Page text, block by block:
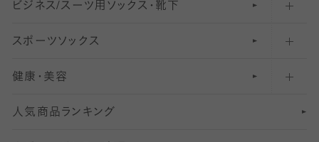
クルーソックス（ふくらはぎ下）
ハイソックス
オーバーニー・ニーハイソックス
61〜80デニールタイツ
81 〜110デニールタイツ
111〜210デニールタイツ
211デニールタイツ以上（防寒・厚手タイツ）
レギンスパンツ（レギパン）
マタニティレギンス
5 分丈
6 分丈レギンス
ショートストッキング
結婚式用ストッキング
美脚ストッキング
オールスルーストッキング
ビジネス/スーツ用 ソックス・靴下
匠シリーズ
フレッシャーズ向けソックス・靴下
冠婚葬祭向けソックス・靴下
スポーツソックス
ランニングソックス・靴下
ゴルフソックス・靴下
健康・美容
インナーソックス
人気商品ランキング